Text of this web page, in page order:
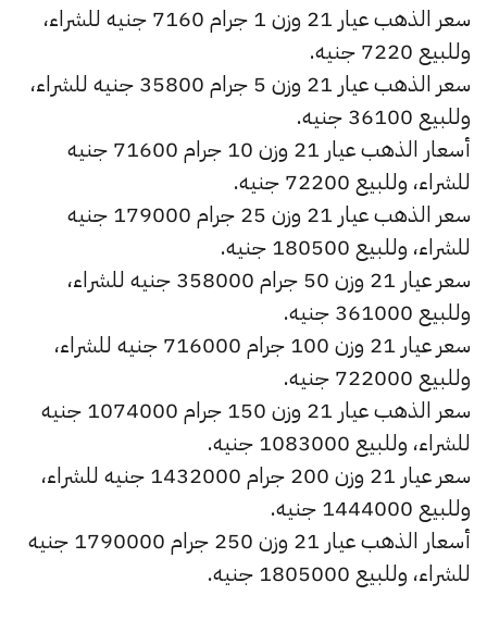
سعر الذهب عيار 21 وزن 1 جرام 7160 جنيه للشراء،
وللبيع 7220 جنيه.
سعر الذهب عيار 21 وزن 5 جرام 35800 جنيه للشراء،
وللبيع 36100 جنيه.
أسعار الذهب عيار 21 وزن 10 جرام 71600 جنيه
للشراء، وللبيع 72200 جنيه.
سعر الذهب عيار 21 وزن 25 جرام 179000 جنيه
للشراء، وللبيع 180500 جنيه.
سعر عيار 21 وزن 50 جرام 358000 جنيه للشراء،
وللبيع 361000 جنيه.
سعر عيار 21 وزن 100 جرام 716000 جنيه للشراء،
وللبيع 722000 جنيه.
سعر الذهب عيار 21 وزن 150 جرام 1074000 جنيه
للشراء، وللبيع 1083000 جنيه.
سعر عيار 21 وزن 200 جرام 1432000 جنيه للشراء،
وللبيع 1444000 جنيه.
أسعار الذهب عيار 21 وزن 250 جرام 1790000 جنيه
للشراء، وللبيع 1805000 جنيه.